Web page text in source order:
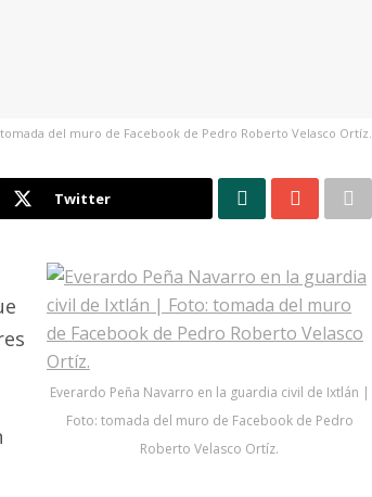
del muro de Facebook de Pedro Roberto Velasco Ortíz.
Twitter
Everardo Peña Navarro en la guardia civil de Ixtlán |
Foto: tomada del muro de Facebook de Pedro
Roberto Velasco Ortíz.